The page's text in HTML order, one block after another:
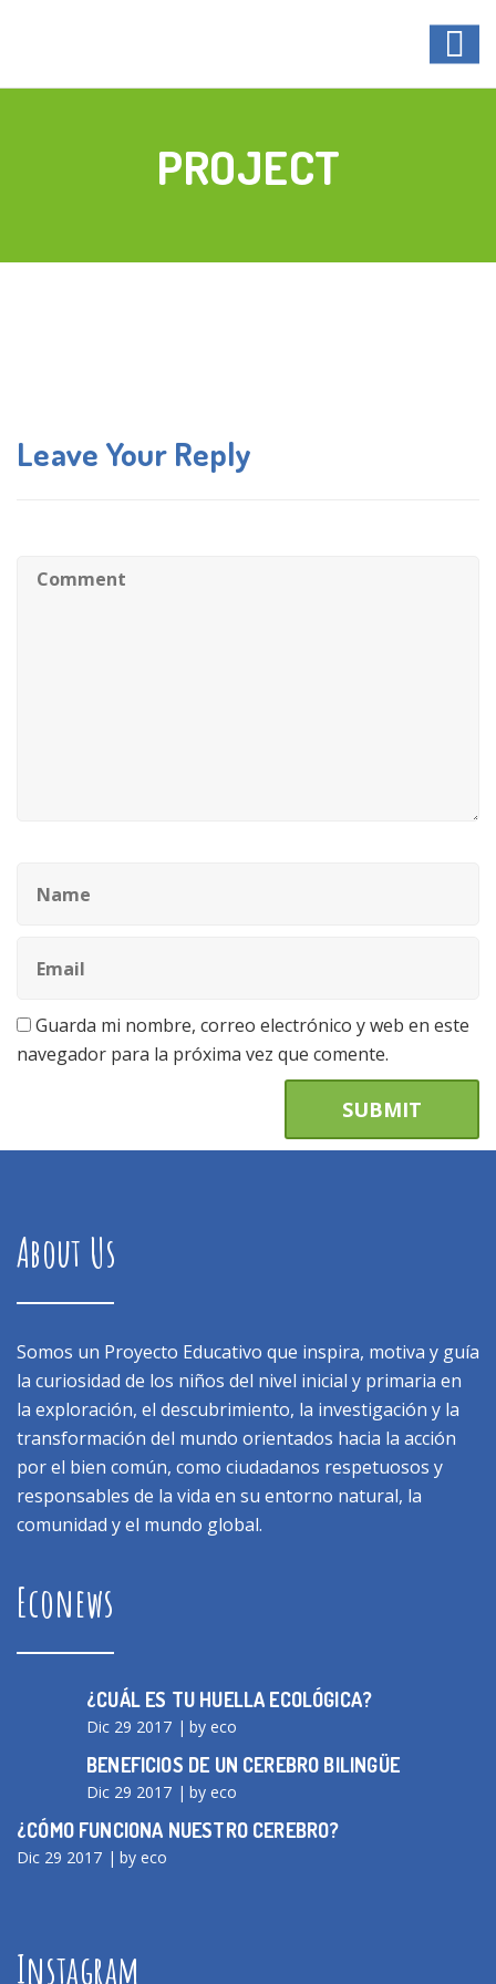
PROJECT
Leave Your Reply
Guarda mi nombre, correo electrónico y web en este
navegador para la próxima vez que comente.
About Us
Somos un Proyecto Educativo que inspira, motiva y guía
la curiosidad de los niños del nivel inicial y primaria en
la exploración, el descubrimiento, la investigación y la
transformación del mundo orientados hacia la acción
por el bien común, como ciudadanos respetuosos y
responsables de la vida en su entorno natural, la
comunidad y el mundo global.
Econews
¿CUÁL ES TU HUELLA ECOLÓGICA?
Dic 29 2017 by eco
BENEFICIOS DE UN CEREBRO BILINGÜE
Dic 29 2017 by eco
¿CÓMO FUNCIONA NUESTRO CEREBRO?
Dic 29 2017 by eco
Instagram